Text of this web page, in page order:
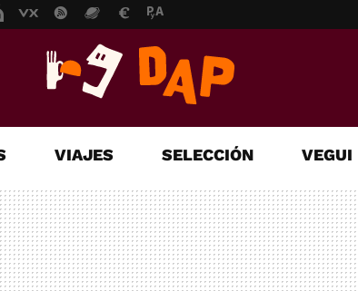
VIAJES SELECCIÓN VEGUI